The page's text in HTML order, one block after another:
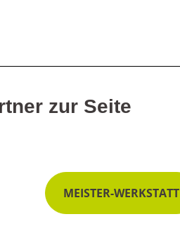
zur Seite
MEISTER-WERKSTATT